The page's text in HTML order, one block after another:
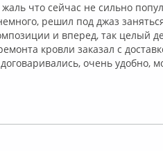
что сейчас не сильно
решил под джаз
и вперед, так целый
кровли заказал с
очень удобно,